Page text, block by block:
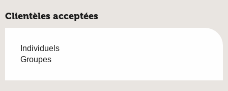
Clientèles acceptées
Individuels
Groupes